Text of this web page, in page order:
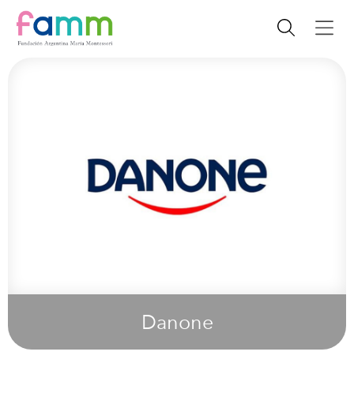
Danone